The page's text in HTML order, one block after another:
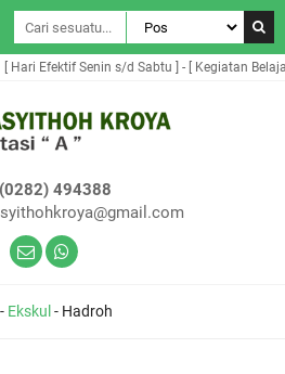
[ Hari Efektif Senin s/d Sabtu ] - [ Kegiatan
(0282) 494388
- Ekskul - Hadroh